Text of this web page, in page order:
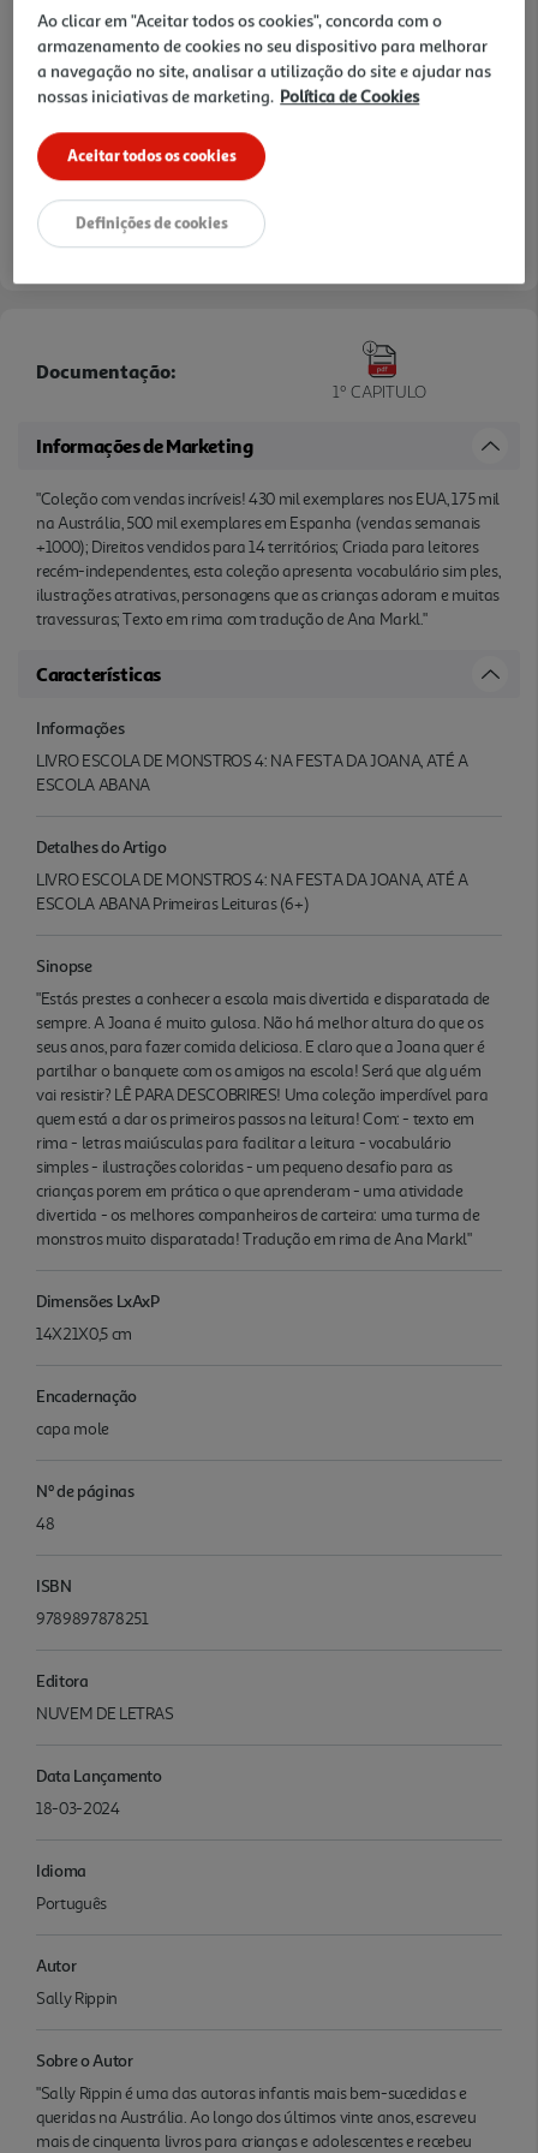
Documentação:
1º CAPITULO
Informações de Marketing
"Coleção com vendas incríveis! 430 mil exemplares nos EUA, 175 mil
na Austrália, 500 mil exemplares em Espanha (vendas semanais
+1000); Direitos vendidos para 14 territórios; Criada para leitores
recém-independentes, esta coleção apresenta vocabulário sim ples,
ilustrações atrativas, personagens que as crianças adoram e muitas
travessuras; Texto em rima com tradução de Ana Markl."
Características
Informações
LIVRO ESCOLA DE MONSTROS 4: NA FESTA DA JOANA, ATÉ A
ESCOLA ABANA
Detalhes do Artigo
LIVRO ESCOLA DE MONSTROS 4: NA FESTA DA JOANA, ATÉ A
ESCOLA ABANA Primeiras Leituras (6+)
Sinopse
"Estás prestes a conhecer a escola mais divertida e disparatada de
sempre. A Joana é muito gulosa. Não há melhor altura do que os
seus anos, para fazer comida deliciosa. E claro que a Joana quer é
partilhar o banquete com os amigos na escola! Será que alg uém
vai resistir? LÊ PARA DESCOBRIRES! Uma coleção imperdível para
quem está a dar os primeiros passos na leitura! Com: - texto em
rima - letras maiúsculas para facilitar a leitura - vocabulário
simples - ilustrações coloridas - um pequeno desafio para as
crianças porem em prática o que aprenderam - uma atividade
divertida - os melhores companheiros de carteira: uma turma de
monstros muito disparatada! Tradução em rima de Ana Markl"
Dimensões LxAxP
14X21X0,5 cm
Encadernação
capa mole
Nº de páginas
48
ISBN
9789897878251
Editora
NUVEM DE LETRAS
Data Lançamento
18-03-2024
Idioma
Português
Autor
Sally Rippin
Sobre o Autor
"Sally Rippin é uma das autoras infantis mais bem-sucedidas e
queridas na Austrália. Ao longo dos últimos vinte anos, escreveu
mais de cinquenta livros para crianças e adolescentes e recebeu
Ao clicar em "Aceitar todos os cookies", concorda com o
armazenamento de cookies no seu dispositivo para melhorar
a navegação no site, analisar a utilização do site e ajudar nas
nossas iniciativas de marketing. Política de Cookies
Aceitar todos os cookies
Definições de cookies